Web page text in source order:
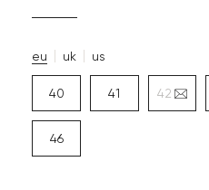
eu uk us
40 41 42
46